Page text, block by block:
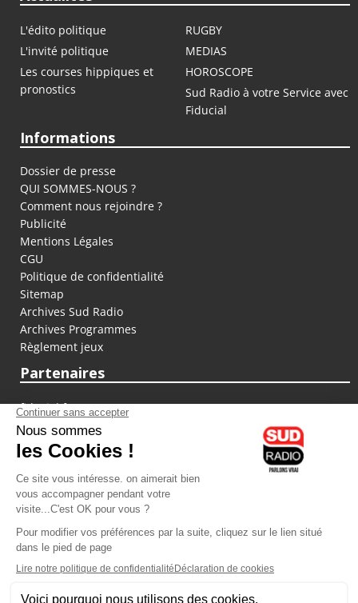
L'édito politique
RUGBY
L'invité politique
MEDIAS
Les courses hippiques et
pronostics
HOROSCOPE
Sud Radio à votre Service avec
Fiducial
Informations
Dossier de presse
QUI SOMMES-NOUS ?
Comment nous rejoindre ?
Publicité
Mentions Légales
CGU
Politique de confidentialité
Sitemap
Archives Sud Radio
Archives Programmes
Règlement jeux
Partenaires
fiducial.fr
lyoncapitale.fr
olympique-et-lyonnais.com
L'application Iphone / Android
Téléchargez l'application
Les cookies
Gestion des cookies